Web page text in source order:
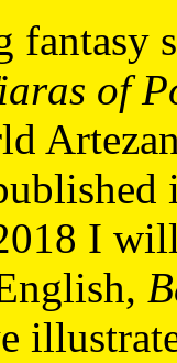
fantasy
of
I